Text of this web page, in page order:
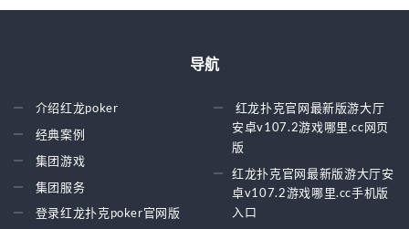
导航
介绍红龙poker
经典案例
集团游戏
集团服务
登录红龙扑克poker官网版
红龙扑克官网最新版游大厅
安卓v107.2游戏哪里.cc网页
版
红龙扑克官网最新版游大厅安
卓v107.2游戏哪里.cc手机版
入口